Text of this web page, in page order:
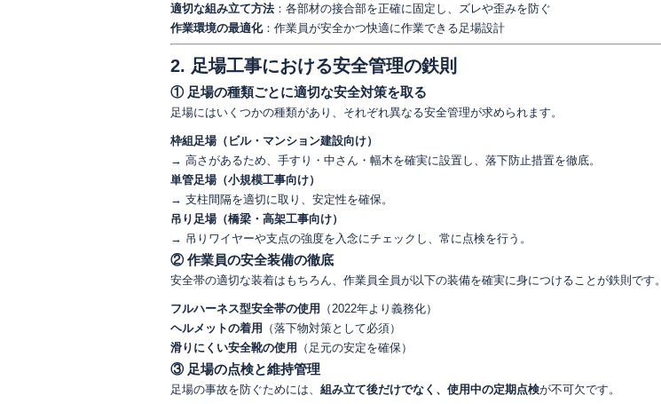
適切な組み立て方法：各部材の接合部を正確に固定し、ズレや歪みを防ぐ
作業環境の最適化：作業員が安全かつ快適に作業できる足場設計
2. 足場工事における安全管理の鉄則
① 足場の種類ごとに適切な安全対策を取る
足場にはいくつかの種類があり、それぞれ異なる安全管理が求められます。
枠組足場（ビル・マンション建設向け）
→ 高さがあるため、手すり・中さん・幅木を確実に設置し、落下防止措置を徹底。
単管足場（小規模工事向け）
→ 支柱間隔を適切に取り、安定性を確保。
吊り足場（橋梁・高架工事向け）
→ 吊りワイヤーや支点の強度を入念にチェックし、常に点検を行う。
② 作業員の安全装備の徹底
安全帯の適切な装着はもちろん、作業員全員が以下の装備を確実に身につけることが鉄則です。
フルハーネス型安全帯の使用
（2022年より義務化）
ヘルメットの着用
（落下物対策として必須）
滑りにくい安全靴の使用
（足元の安定を確保）
③ 足場の点検と維持管理
足場の事故を防ぐためには、 組み立て後だけでなく、使用中の定期点検が不可欠です。